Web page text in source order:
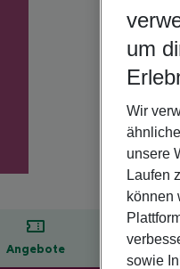
Angebote
um
Wir
unsere
Laufen
können
sowie